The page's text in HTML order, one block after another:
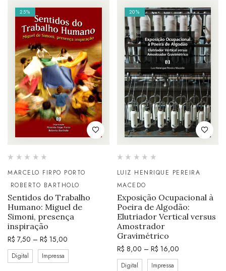
25%
MARCELO FIRPO PORTO
ROBERTO BARTHOLO
Sentidos do Trabalho
Humano: Miguel de
Simoni, presença
inspiração
R$ 7,50 – R$ 15,00
Digital Impressa
20%
LUIZ HENRIQUE PEREIRA
MACEDO
Exposição Ocupacional à
Poeira de Algodão:
Elutriador Vertical versus
Amostrador
Gravimétrico
R$ 8,00 – R$ 16,00
Digital Impressa